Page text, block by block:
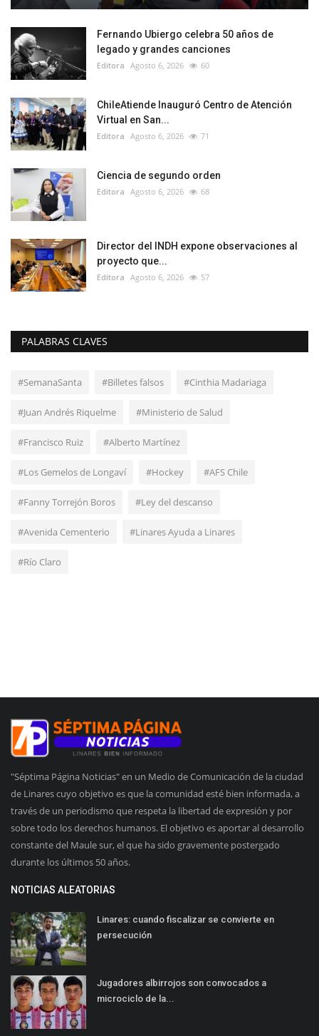
Fernando Ubiergo celebra 50 años de
legado y grandes canciones
Editora Agosto 6, 2026 60
ChileAtiende Inauguró Centro de Atención
Virtual en San...
Editora Agosto 6, 2026 71
Ciencia de segundo orden
Editora Agosto 6, 2026 68
Director del INDH expone observaciones al
proyecto que...
Editora Agosto 6, 2026 57
PALABRAS CLAVES
#SemanaSanta #Billetes falsos #Cinthia Madariaga
#Juan Andrés Riquelme #Ministerio de Salud
#Francisco Ruiz #Alberto Martínez
#Los Gemelos de Longaví #Hockey #AFS Chile
#Fanny Torrejón Boros #Ley del descanso
#Avenida Cementerio #Linares Ayuda a Linares
#Río Claro
"Séptima Página Noticias" en un Medio de Comunicación de la ciudad
de Linares cuyo objetivo es que la comunidad esté bien informada, a
través de un periodismo que respeta la libertad de expresión y por
sobre todo los derechos humanos. El objetivo es aportar al desarrollo
constante del Maule sur, el que ha sido gravemente postergado
durante los últimos 50 años.
NOTICIAS ALEATORIAS
Linares: cuando fiscalizar se convierte en
persecución
Jugadores albirrojos son convocados a
microciclo de la...